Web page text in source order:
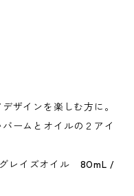
ザインを楽しむ方に。
ームとオイルの２アイ
レイズオイル 80mL /